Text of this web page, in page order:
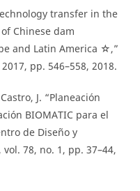
transfer in the
Chinese dam
and Latin America ☆,”
pp. 546–558, 2018.
J. “Planeación
BIOMATIC para el
de Diseño y
78, no. 1, pp. 37–44,